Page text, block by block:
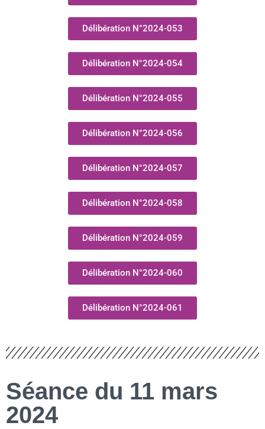
Délibération N°2024-053
Délibération N°2024-054
Délibération N°2024-055
Délibération N°2024-056
Délibération N°2024-057
Délibération N°2024-058
Délibération N°2024-059
Délibération N°2024-060
Délibération N°2024-061
Séance du 11 mars
2024